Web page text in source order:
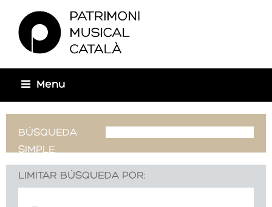
Menu
Usted está aquí
BÚSQUEDA
SIMPLE
LIMITAR BÚSQUEDA POR: